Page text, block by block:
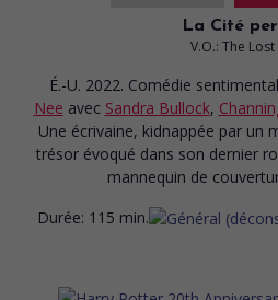
La Cité
V.O.: The Lost
É.-U. 2022. Comédie
Nee avec Sandra Bullock,
Une écrivaine, kidnappée par un
trésor évoqué dans son dernier
mannequin de
Durée: 115 min.